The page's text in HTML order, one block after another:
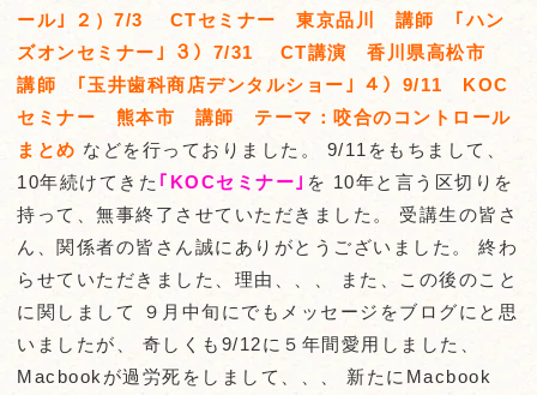
ール｣ ２）7/3 CTセミナー 東京品川 講師 ｢ハン
ズオンセミナー｣ ３）7/31 CT講演 香川県高松市
講師 ｢玉井歯科商店デンタルショー｣ ４）9/11 KOC
セミナー 熊本市 講師 テーマ：咬合のコントロール
まとめ などを行っておりました。 9/11をもちまして、
10年続けてきた ｢KOCセミナー｣ を 10年と言う区切りを
持って、無事終了させていただきました。 受講生の皆さ
ん、関係者の皆さん誠にありがとうございました。 終わ
らせていただきました、理由、、、 また、この後のこと
に関しまして ９月中旬にでもメッセージをブログにと思
いましたが、 奇しくも9/12に５年間愛用しました、
Macbookが過労死をしまして、、、 新たにMacbook